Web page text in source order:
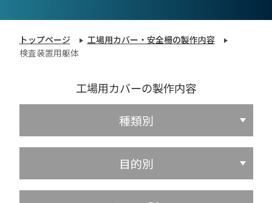
トップページ
工場用カバー・安全柵の製作内容
検査装置用躯体
工場用カバーの製作内容
種類別
目的別